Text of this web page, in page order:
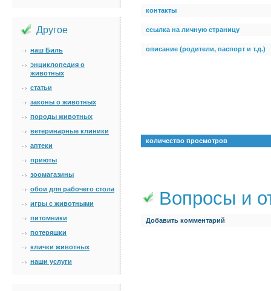
Другое
наш Биль
энциклопедия о
животных
статьи
законы о животных
породы животных
ветеринарные клиники
аптеки
приюты
зоомагазины
обои для рабочего стола
игры с животными
питомники
потеряшки
клички животных
наши услуги
контакты
ссылка на личную страницу
описание (родители, паспорт и т.д.)
количество просмотров
Вопросы и
Добавить комментарий